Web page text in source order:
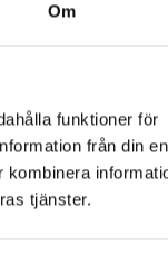
Om
funktioner för
från din
tjänster.